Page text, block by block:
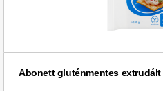
Abonett gluténmentes